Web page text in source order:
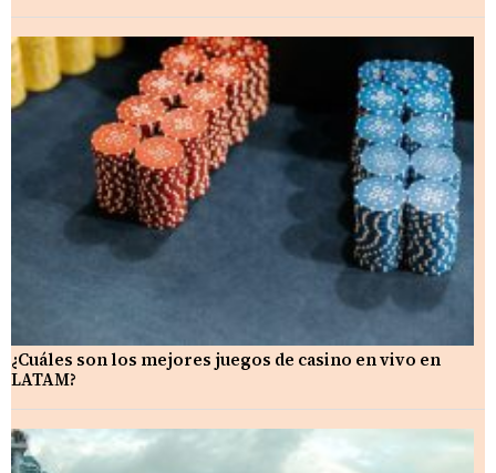
¿Cuáles son los mejores juegos de casino en vivo en
LATAM?